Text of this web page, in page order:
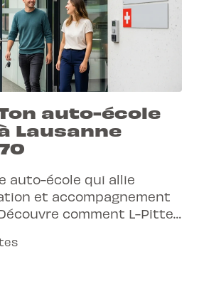
auto-école
Lausanne
auto-école qui allie
et accompagnement
comment L-Pittet,
de conduire avec